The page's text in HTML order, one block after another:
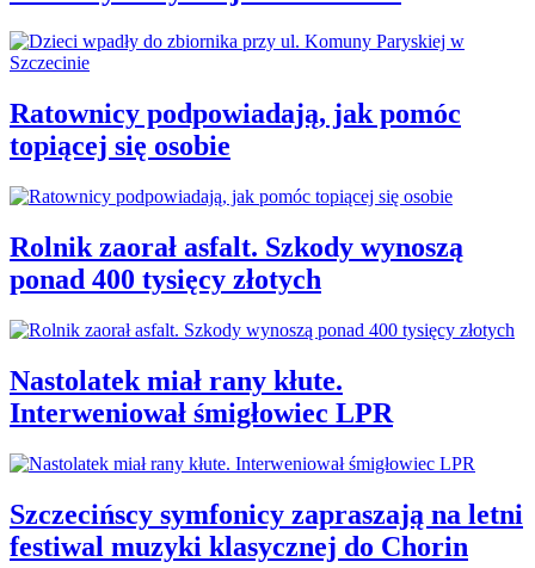
Ratownicy podpowiadają, jak pomóc
topiącej się osobie
Rolnik zaorał asfalt. Szkody wynoszą
ponad 400 tysięcy złotych
Nastolatek miał rany kłute.
Interweniował śmigłowiec LPR
Szczecińscy symfonicy zapraszają na letni
festiwal muzyki klasycznej do Chorin